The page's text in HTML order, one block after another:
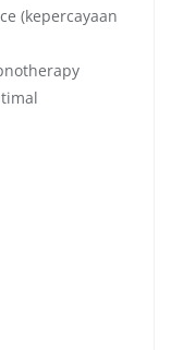
(kepercayaan